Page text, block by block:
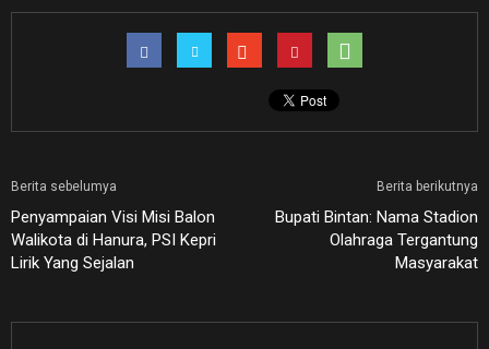
Berita sebelumya
Penyampaian Visi Misi Balon
Walikota di Hanura, PSI Kepri
Lirik Yang Sejalan
Berita berikutnya
Bupati Bintan: Nama Stadion
Olahraga Tergantung
Masyarakat